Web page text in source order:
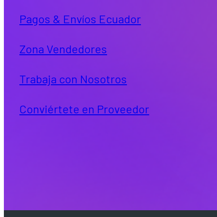
Pagos & Envíos Ecuador
Zona Vendedores
Trabaja con Nosotros
Conviértete en Proveedor